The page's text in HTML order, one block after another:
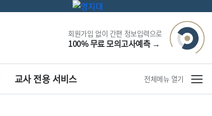
회원가입 없이 간편 정보입력으로
100% 무료 모의고사예측 →
교사 전용 서비스 전체메뉴 열기